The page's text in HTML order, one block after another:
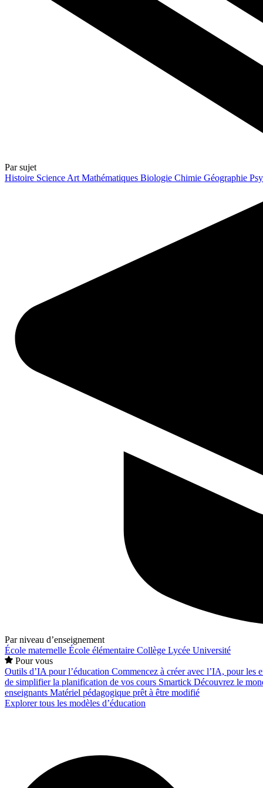
Par sujet
Histoire Science Art Mathématiques Biologie Chimie Géographie
Par niveau d’enseignement
École maternelle École élémentaire Collège Lycée Université
Pour vous
Outils d’IA pour l’éducation Commencez à créer avec l’IA, pour les
de simplifier la planification de vos cours Smartick Découvrez le
enseignants Matériel pédagogique prêt à être modifié
Explorer tous les modèles d’éducation